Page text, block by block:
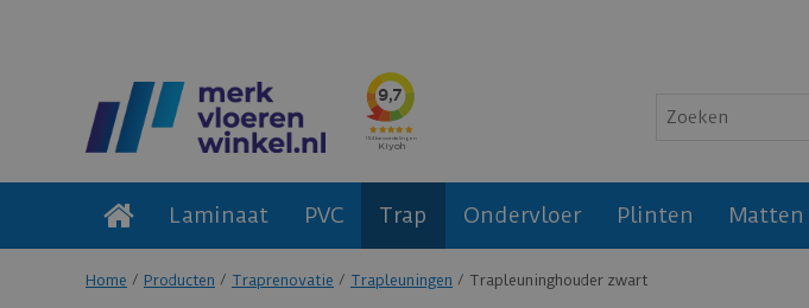
Home Producten Traprenovatie Trapleuningen Trapleuninghouder zwart
Laminaat PVC Trap Ondervloer Plinten Matten